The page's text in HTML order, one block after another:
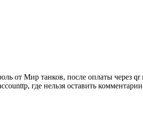
от Мир танков, после оплаты через
где нельзя оставить